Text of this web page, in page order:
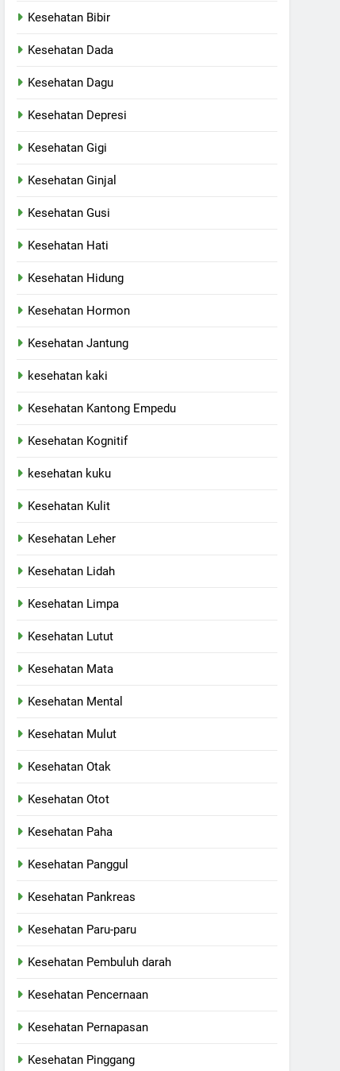
Kesehatan Bibir
Kesehatan Dada
Kesehatan Dagu
Kesehatan Depresi
Kesehatan Gigi
Kesehatan Ginjal
Kesehatan Gusi
Kesehatan Hati
Kesehatan Hidung
Kesehatan Hormon
Kesehatan Jantung
kesehatan kaki
Kesehatan Kantong Empedu
Kesehatan Kognitif
kesehatan kuku
Kesehatan Kulit
Kesehatan Leher
Kesehatan Lidah
Kesehatan Limpa
Kesehatan Lutut
Kesehatan Mata
Kesehatan Mental
Kesehatan Mulut
Kesehatan Otak
Kesehatan Otot
Kesehatan Paha
Kesehatan Panggul
Kesehatan Pankreas
Kesehatan Paru-paru
Kesehatan Pembuluh darah
Kesehatan Pencernaan
Kesehatan Pernapasan
Kesehatan Pinggang